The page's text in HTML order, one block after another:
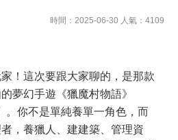
時間：2025-06-30 人氣： 4109
！這次要跟大家聊的，是那款
夢幻手遊《獵魔村物語》
。你不是單純養單一角色，而
，養獵人、建建築、管理資